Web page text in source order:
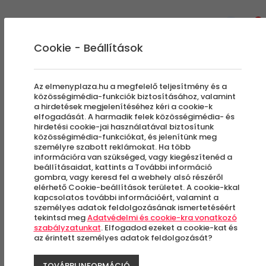
Cookie - Beállítások
Az elmenyplaza.hu a megfelelő teljesítmény és a
közösségimédia-funkciók biztosításához, valamint
a hirdetések megjelenítéséhez kéri a cookie-k
elfogadását. A harmadik felek közösségimédia- és
hirdetési cookie-jai használatával biztosítunk
közösségimédia-funkciókat, és jelenítünk meg
személyre szabott reklámokat. Ha több
információra van szükséged, vagy kiegészítenéd a
beállításaidat, kattints a További információ
gombra, vagy keresd fel a webhely alsó részéről
elérhető Cookie-beállítások területet. A cookie-kkal
kapcsolatos további információért, valamint a
személyes adatok feldolgozásának ismertetéséért
tekintsd megAdatvédelmi és cookie-kra vonatkozó
szabályzatunkat. Elfogadod ezeket a cookie-kat és
az érintett személyes adatok feldolgozását?